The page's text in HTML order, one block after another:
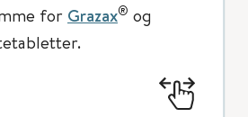
for Grazax® og